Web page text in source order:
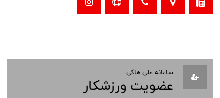
سامانه ملی هاکی
عضویت ورزشکار